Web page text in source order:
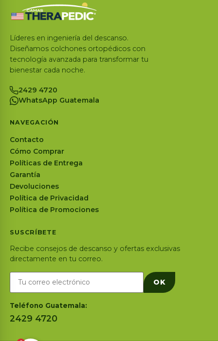
Líderes en ingeniería del descanso.
Diseñamos colchones ortopédicos con
tecnología avanzada para transformar tu
bienestar cada noche.
2429 4720
WhatsApp Guatemala
NAVEGACIÓN
Contacto
Cómo Comprar
Políticas de Entrega
Garantía
Devoluciones
Política de Privacidad
Política de Promociones
SUSCRÍBETE
Recibe consejos de descanso y ofertas exclusivas
directamente en tu correo.
OK
Teléfono Guatemala:
2429 4720